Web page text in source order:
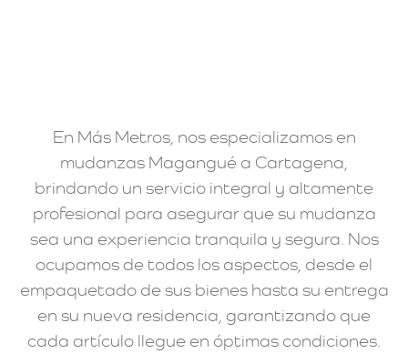
En Más Metros, nos especializamos en
mudanzas Magangué a Cartagena,
brindando un servicio integral y altamente
profesional para asegurar que su mudanza
sea una experiencia tranquila y segura. Nos
ocupamos de todos los aspectos, desde el
empaquetado de sus bienes hasta su entrega
en su nueva residencia, garantizando que
cada artículo llegue en óptimas condiciones.